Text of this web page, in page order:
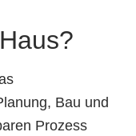
Bau und
Prozess